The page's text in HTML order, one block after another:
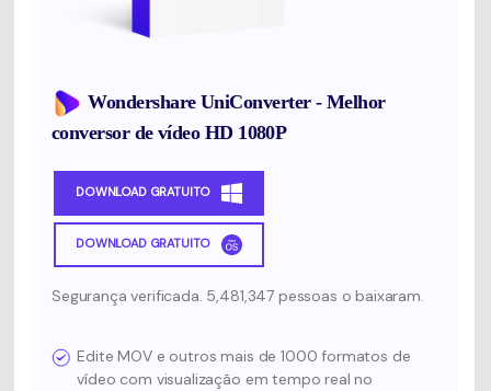
Wondershare UniConverter - Melhor
conversor de vídeo HD 1080P
DOWNLOAD GRATUITO
DOWNLOAD GRATUITO
Segurança verificada. 5,481,347 pessoas o baixaram.
Edite MOV e outros mais de 1000 formatos de
vídeo com visualização em tempo real no